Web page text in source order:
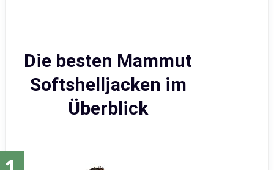
Die besten Mammut
Softshelljacken im
Überblick